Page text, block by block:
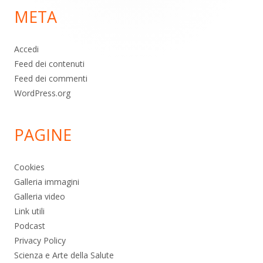
pagina
META
Accedi
Feed dei contenuti
Feed dei commenti
WordPress.org
PAGINE
Cookies
Galleria immagini
Galleria video
Link utili
Podcast
Privacy Policy
Scienza e Arte della Salute